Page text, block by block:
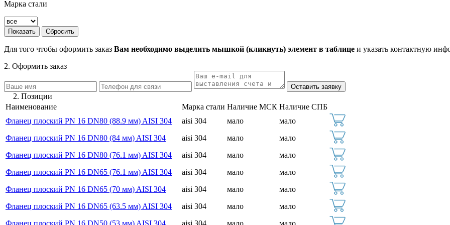
Марка стали
Для того чтобы оформить заказ Вам необходимо выделить мышкой (кликнуть) элемент в таблице и указать контактную
2. Оформить заказ
2. Позиции
Наименование
Марка стали Наличие МСК Наличие СПБ
Фланец плоский PN 16 DN80 (88.9 мм) AISI 304
aisi 304 мало
мало
Фланец плоский PN 16 DN80 (84 мм) AISI 304
aisi 304 мало
мало
Фланец плоский PN 16 DN80 (76.1 мм) AISI 304
aisi 304 мало
мало
Фланец плоский PN 16 DN65 (76.1 мм) AISI 304
aisi 304 мало
мало
Фланец плоский PN 16 DN65 (70 мм) AISI 304
aisi 304 мало
мало
Фланец плоский PN 16 DN65 (63.5 мм) AISI 304
aisi 304 мало
мало
Фланец плоский PN 16 DN50 (53 мм) AISI 304
aisi 304 мало
мало